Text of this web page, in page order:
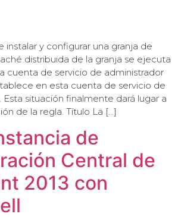
instalar y configurar una granja de
distribuida de la granja se ejecuta
cuenta de servicio de administrador
en esta cuenta de servicio de
situación finalmente dará lugar a
de la regla. Título La […]
de
Central de
2013 con